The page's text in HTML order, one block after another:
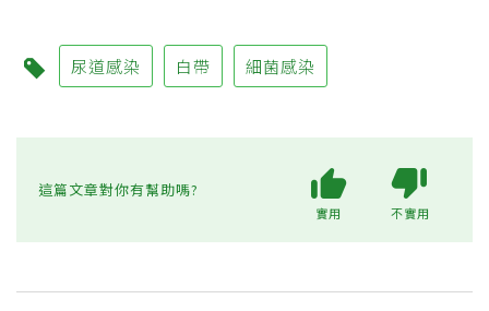
尿道感染 白帶 細菌感染
這篇文章對你有幫助嗎?
實用 不實用